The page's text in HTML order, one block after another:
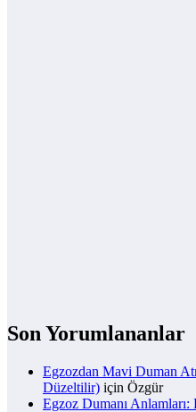
Son Yorumlananlar
Egzozdan Mavi Duman
Düzeltilir) için Özgür
Egzoz Dumanı